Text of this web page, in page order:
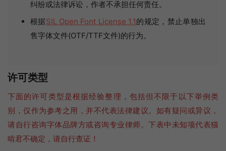
纠纷或法律诉讼，作者不承担任何责任。
根据SIL Open Font License 1.1的规定，禁止单独出
售字体文件(OTF/TTF文件)的行为。
许可类型
下面的许可类型是根据经验整理，包括但不限于以下举例类
别，仅作为参考之用，并不代表法律建议。如有疑问或异议，
请自行咨询字体品牌方或咨询专业律师。下表中未知项代表猫
啃君不确定，请自行查证！